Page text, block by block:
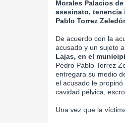
Morales Palacios
asesinato, tenencia
Pablo Torrez
De acuerdo con la
acusado y un sujeto
Lajas, en el
Pedro Pablo Torrez
entregara su medio
el acusado le
cavidad pélvica,
Una vez que la